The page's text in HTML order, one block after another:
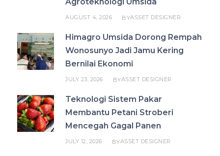
AUGUST 4, 2026 BYASSET DESIGNER
Himagro Umsida Dorong Rempah
Wonosunyo Jadi Jamu Kering
Bernilai Ekonomi
JULY 23, 2026 BYASSET DESIGNER
Teknologi Sistem Pakar
Membantu Petani Stroberi
Mencegah Gagal Panen
JULY 12, 2026 BYASSET DESIGNER